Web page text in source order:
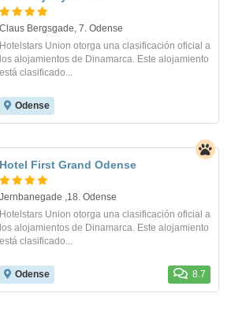
Claus Bergsgade, 7. Odense
Hotelstars Union otorga una clasificación oficial a
los alojamientos de Dinamarca. Este alojamiento
está clasificado...
Odense
Hotel First Grand Odense
Jernbanegade ,18. Odense
Hotelstars Union otorga una clasificación oficial a
los alojamientos de Dinamarca. Este alojamiento
está clasificado...
Odense 8.7